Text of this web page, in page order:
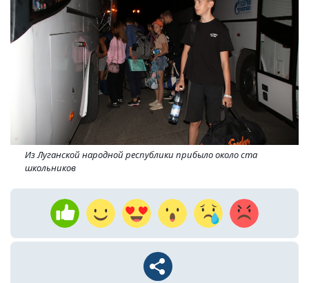
Из Луганской народной республики прибыло около ста
школьников